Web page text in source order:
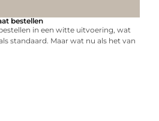
bestellen
in een witte uitvoering, wat
standaard. Maar wat nu als het van